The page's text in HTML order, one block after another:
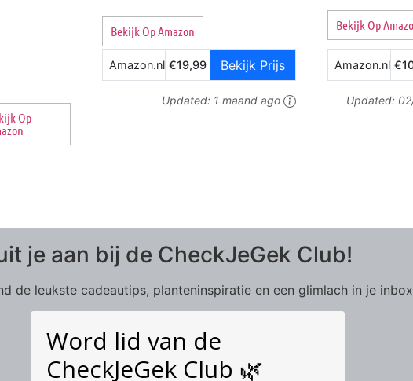
Op
Bekijk Op Amazon
Amazon.nl €19,99 Bekijk Prijs
Updated: 1 maand ago
Bekijk Op
Amazon.nl
Updated:
je aan bij de CheckJeGek Club!
de leukste cadeautips, planteninspiratie en een glimlach in je
Word lid van de
CheckJeGek Club 🌿